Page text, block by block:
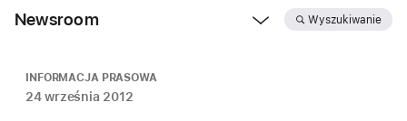
Newsroom Wyszukiwanie
INFORMACJA PRASOWA
24 września 2012